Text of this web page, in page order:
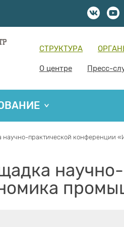
СТРУКТУРА
О центре Пресс-
научно-практической